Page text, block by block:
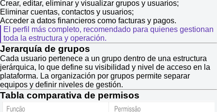
Crear, editar, eliminar y visualizar grupos y usuarios;
Eliminar cuentas, contactos y usuarios;
Acceder a datos financieros como facturas y pagos.
El perfil más completo, recomendado para quienes gestionan
toda la estructura y operación.
Jerarquía de grupos
Cada usuario pertenece a un grupo dentro de una estructura
jerárquica, lo que define su visibilidad y nivel de acceso en la
plataforma. La organización por grupos permite separar
equipos y definir niveles de gestión.
Tabla comparativa de permisos